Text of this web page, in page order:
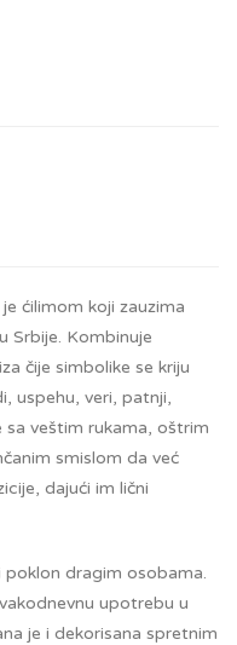
ćilimom koji zauzima
Srbije. Kombinuje
čije simbolike se kriju
uspehu, veri, patnji,
veštim rukama, oštrim
smislom da već
dajući im lični
dragim osobama.
upotrebu u
je i dekorisana spretnim